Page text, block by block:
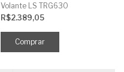
Volante LS TRG630
R$2.389,05